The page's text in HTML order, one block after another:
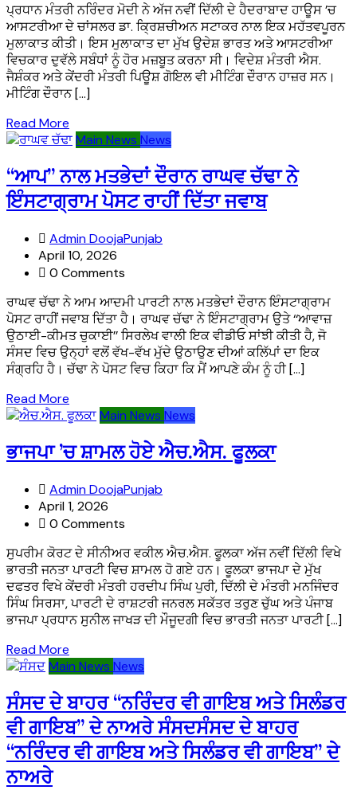
ਪ੍ਰਧਾਨ ਮੰਤਰੀ ਨਰਿੰਦਰ ਮੋਦੀ ਨੇ ਅੱਜ ਨਵੀਂ ਦਿੱਲੀ ਦੇ ਹੈਦਰਾਬਾਦ ਹਾਊਸ ’ਚ
ਆਸਟਰੀਆ ਦੇ ਚਾਂਸਲਰ ਡਾ. ਕ੍ਰਿਸ਼ਚੀਅਨ ਸਟਾਕਰ ਨਾਲ ਇਕ ਮਹੱਤਵਪੂਰਨ
ਮੁਲਾਕਾਤ ਕੀਤੀ। ਇਸ ਮੁਲਾਕਾਤ ਦਾ ਮੁੱਖ ਉਦੇਸ਼ ਭਾਰਤ ਅਤੇ ਆਸਟਰੀਆ
ਵਿਚਕਾਰ ਦੁਵੱਲੇ ਸਬੰਧਾਂ ਨੂੰ ਹੋਰ ਮਜ਼ਬੂਤ ਕਰਨਾ ਸੀ। ਵਿਦੇਸ਼ ਮੰਤਰੀ ਐਸ.
ਜੈਸ਼ੰਕਰ ਅਤੇ ਕੇਂਦਰੀ ਮੰਤਰੀ ਪਿਊਸ਼ ਗੋਇਲ ਵੀ ਮੀਟਿੰਗ ਦੌਰਾਨ ਹਾਜ਼ਰ ਸਨ।
ਮੀਟਿੰਗ ਦੌਰਾਨ […]
Read More
Main News News
“ਆਪ” ਨਾਲ ਮਤਭੇਦਾਂ ਦੌਰਾਨ ਰਾਘਵ ਚੱਢਾ ਨੇ
ਇੰਸਟਾਗ੍ਰਾਮ ਪੋਸਟ ਰਾਹੀਂ ਦਿੱਤਾ ਜਵਾਬ
Admin DoojaPunjab
April 10, 2026
0 Comments
ਰਾਘਵ ਚੱਢਾ ਨੇ ਆਮ ਆਦਮੀ ਪਾਰਟੀ ਨਾਲ ਮਤਭੇਦਾਂ ਦੌਰਾਨ ਇੰਸਟਾਗ੍ਰਾਮ
ਪੋਸਟ ਰਾਹੀਂ ਜਵਾਬ ਦਿੱਤਾ ਹੈ। ਰਾਘਵ ਚੱਢਾ ਨੇ ਇੰਸਟਾਗ੍ਰਾਮ ਉਤੇ ‘‘ਆਵਾਜ਼
ਉਠਾਈ-ਕੀਮਤ ਚੁਕਾਈ’’ ਸਿਰਲੇਖ ਵਾਲੀ ਇਕ ਵੀਡੀਓ ਸਾਂਝੀ ਕੀਤੀ ਹੈ, ਜੋ
ਸੰਸਦ ਵਿਚ ਉਨ੍ਹਾਂ ਵਲੋਂ ਵੱਖ-ਵੱਖ ਮੁੱਦੇ ਉਠਾਉਣ ਦੀਆਂ ਕਲਿੱਪਾਂ ਦਾ ਇਕ
ਸੰਗ੍ਰਹਿ ਹੈ। ਚੱਢਾ ਨੇ ਪੋਸਟ ਵਿਚ ਕਿਹਾ ਕਿ ਮੈਂ ਆਪਣੇ ਕੰਮ ਨੂੰ ਹੀ […]
Read More
Main News News
ਭਾਜਪਾ ’ਚ ਸ਼ਾਮਲ ਹੋਏ ਐਚ.ਐਸ. ਫੂਲਕਾ
Admin DoojaPunjab
April 1, 2026
0 Comments
ਸੁਪਰੀਮ ਕੋਰਟ ਦੇ ਸੀਨੀਅਰ ਵਕੀਲ ਐਚ.ਐਸ. ਫੂਲਕਾ ਅੱਜ ਨਵੀਂ ਦਿੱਲੀ ਵਿਖੇ
ਭਾਰਤੀ ਜਨਤਾ ਪਾਰਟੀ ਵਿਚ ਸ਼ਾਮਲ ਹੋ ਗਏ ਹਨ। ਫੂਲਕਾ ਭਾਜਪਾ ਦੇ ਮੁੱਖ
ਦਫਤਰ ਵਿਖੇ ਕੇਂਦਰੀ ਮੰਤਰੀ ਹਰਦੀਪ ਸਿੰਘ ਪੁਰੀ, ਦਿੱਲੀ ਦੇ ਮੰਤਰੀ ਮਨਜਿੰਦਰ
ਸਿੰਘ ਸਿਰਸਾ, ਪਾਰਟੀ ਦੇ ਰਾਸ਼ਟਰੀ ਜਨਰਲ ਸਕੱਤਰ ਤਰੁਣ ਚੁੱਘ ਅਤੇ ਪੰਜਾਬ
ਭਾਜਪਾ ਪ੍ਰਧਾਨ ਸੁਨੀਲ ਜਾਖੜ ਦੀ ਮੌਜੂਦਗੀ ਵਿਚ ਭਾਰਤੀ ਜਨਤਾ ਪਾਰਟੀ […]
Read More
Main News News
ਸੰਸਦ ਦੇ ਬਾਹਰ “ਨਰਿੰਦਰ ਵੀ ਗਾਇਬ ਅਤੇ ਸਿਲੰਡਰ
ਵੀ ਗਾਇਬ” ਦੇ ਨਾਅਰੇ ਸੰਸਦਸੰਸਦ ਦੇ ਬਾਹਰ
“ਨਰਿੰਦਰ ਵੀ ਗਾਇਬ ਅਤੇ ਸਿਲੰਡਰ ਵੀ ਗਾਇਬ” ਦੇ
ਨਾਅਰੇ